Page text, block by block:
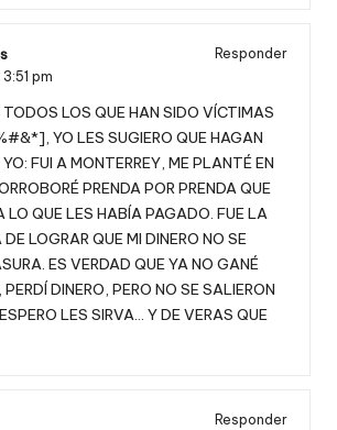
Responder
3:51 pm
LOS QUE HAN SIDO VÍCTIMAS
YO LES SUGIERO QUE HAGAN
FUI A MONTERREY, ME PLANTÉ EN
PRENDA POR PRENDA QUE
LO QUE LES HABÍA PAGADO. FUE LA
LOGRAR QUE MI DINERO NO SE
ES VERDAD QUE YA NO GANÉ
DINERO, PERO NO SE SALIERON
LES SIRVA… Y DE VERAS QUE
Responder